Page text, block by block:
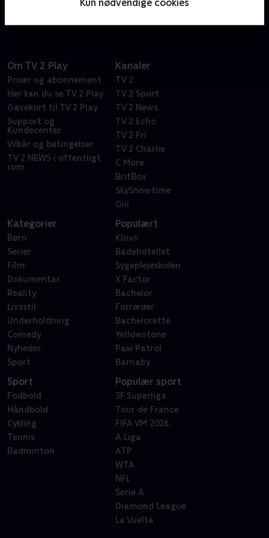
efterfølgeren til ’1883’.
Om TV 2 Play
Priser og abonnement
Her kan du se TV 2 Play
Gavekort til TV 2 Play
Support og
Kundecenter
Vilkår og betingelser
TV 2 NEWS i offentligt
rum
Kanaler
TV 2
TV 2 Sport
TV 2 News
TV 2 Echo
TV 2 Fri
TV 2 Charlie
C More
BritBox
SkyShowtime
Oiii
Kategorier
Børn
Serier
Film
Dokumentar
Reality
Livsstil
Underholdning
Comedy
Nyheder
Sport
Populært
Klovn
Badehotellet
Sygeplejeskolen
X Factor
Bachelor
Forræder
Bachelorette
Yellowstone
Paw Patrol
Barnaby
Sport
Fodbold
Håndbold
Cykling
Tennis
Badminton
Populær sport
3F Superliga
Tour de France
FIFA VM 2026
A Liga
ATP
WTA
NFL
Serie A
Diamond League
La Vuelta